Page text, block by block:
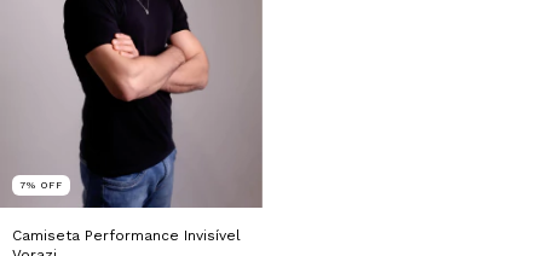
7% OFF
Camiseta Performance Invisível